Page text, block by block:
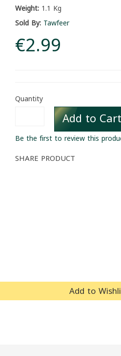
Weight:1.1 Kg
Sold By: Tawfeer
€2.99
Quantity
Add to Cart
Be the first to review this
SHARE PRODUCT
Add to